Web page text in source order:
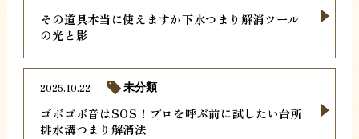
その道具本当に使えますか下水つまり解消ツール
の光と影
ゴボゴボ音はSOS！プロを呼ぶ前に試したい台所
排水溝つまり解消法
2025.10.22 未分類